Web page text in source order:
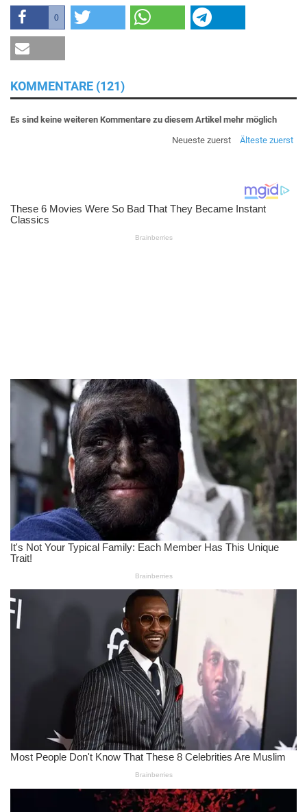
0
KOMMENTARE (121)
Es sind keine weiteren Kommentare zu diesem Artikel mehr möglich
Neueste zuerst
Älteste zuerst